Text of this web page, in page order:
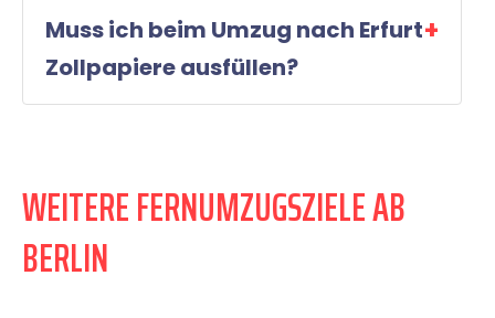
Muss ich beim Umzug nach Erfurt
Zollpapiere ausfüllen?
WEITERE FERNUMZUGSZIELE AB
BERLIN